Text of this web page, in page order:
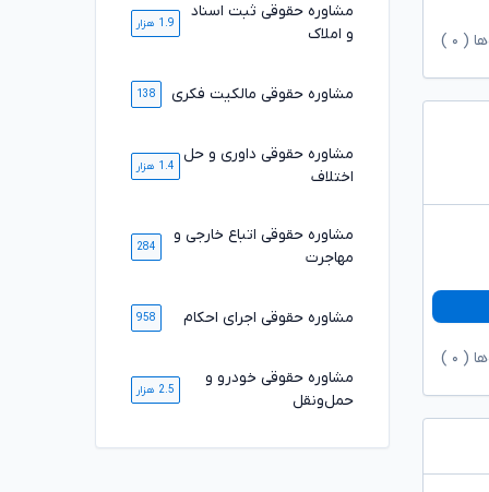
( ۰
( ۰
مشاوره حقوقی ثبت اسناد
و املاک
1.9 هزار
مشاوره حقوقی مالکیت فکری 138
مشاوره حقوقی داوری و حل
اختلاف
1.4 هزار
مشاوره حقوقی اتباع خارجی و
مهاجرت
284
مشاوره حقوقی اجرای احکام 958
مشاوره حقوقی خودرو و
حمل‌ونقل
2.5 هزار